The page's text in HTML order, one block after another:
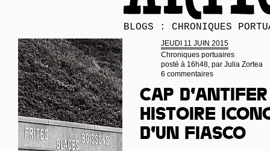
BLOGS : CHRONIQUES
JEUDI 11 JUIN 2015
Chroniques portuaires
posté à 16h48, par Julia Zortea
6 commentaires
Cap
histoire
d’un fiasco